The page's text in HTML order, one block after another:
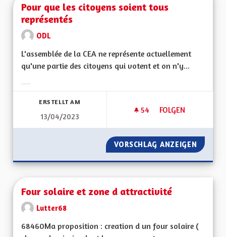
Pour que les citoyens soient tous
représentés
ODL
L'assemblée de la CEA ne représente actuellement
qu'une partie des citoyens qui votent et on n'y...
ERSTELLT AM
13/04/2023
54 54 FOLLOWER
FOLGEN
POUR QUE LES
VORSCHLAG ANZEIGEN POUR
Four solaire et zone d attractivité
Lutter68
68460Ma proposition : creation d un four solaire (